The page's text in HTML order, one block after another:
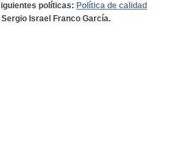
políticas: Política de calidad
Israel Franco García.